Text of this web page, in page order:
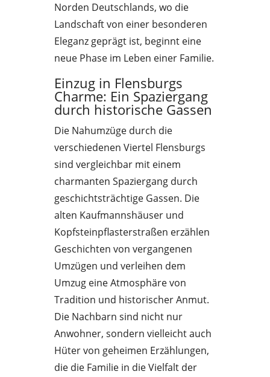
Norden Deutschlands, wo die
Landschaft von einer besonderen
Eleganz geprägt ist, beginnt eine
neue Phase im Leben einer Familie.
Einzug in Flensburgs
Charme: Ein Spaziergang
durch historische Gassen
Die Nahumzüge durch die
verschiedenen Viertel Flensburgs
sind vergleichbar mit einem
charmanten Spaziergang durch
geschichtsträchtige Gassen. Die
alten Kaufmannshäuser und
Kopfsteinpflasterstraßen erzählen
Geschichten von vergangenen
Umzügen und verleihen dem
Umzug eine Atmosphäre von
Tradition und historischer Anmut.
Die Nachbarn sind nicht nur
Anwohner, sondern vielleicht auch
Hüter von geheimen Erzählungen,
die die Familie in die Vielfalt der